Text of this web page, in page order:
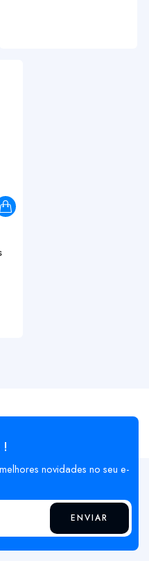
!
novidades no seu e-
ENVIAR